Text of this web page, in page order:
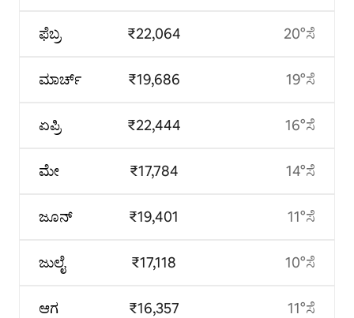
ಫೆಬ್ರ
ಮಾರ್ಚ್
ಏಪ್ರಿ
ಮೇ
ಜೂನ್
ಜುಲೈ
ಆಗ
₹22,064
₹19,686
₹22,444
₹17,784
₹19,401
₹17,118
₹16,357
20°ಸೆ
19°ಸೆ
16°ಸೆ
14°ಸೆ
11°ಸೆ
10°ಸೆ
11°ಸೆ